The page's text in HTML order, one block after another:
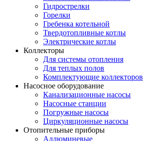
Гидрострелки
Горелки
Гребенка котельной
Твердотопливные котлы
Электрические котлы
Коллекторы
Для системы отопления
Для теплых полов
Комплектующие коллекторов
Насосное оборудование
Канализационные насосы
Насосные станции
Погружные насосы
Циркуляционные насосы
Отопительные приборы
Аллюминевые